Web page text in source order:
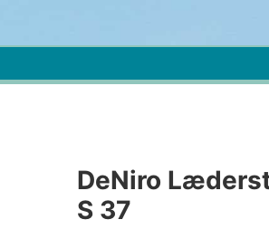
DeNiro
S 37